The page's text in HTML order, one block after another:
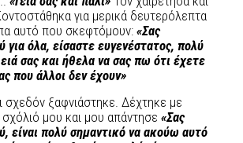
για μερικά δευτερόλεπτα
αυτό που σκεφτόμουν: «Σας
για όλα, είσαστε ευγενέστατος, πολύ
σας και ήθελα να σας πω ότι έχετε
που άλλοι δεν έχουν»
σχεδόν ξαφνιάστηκε. Δέχτηκε με
μου και μου απάντησε «Σας
είναι πολύ σημαντικό να ακούω αυτό